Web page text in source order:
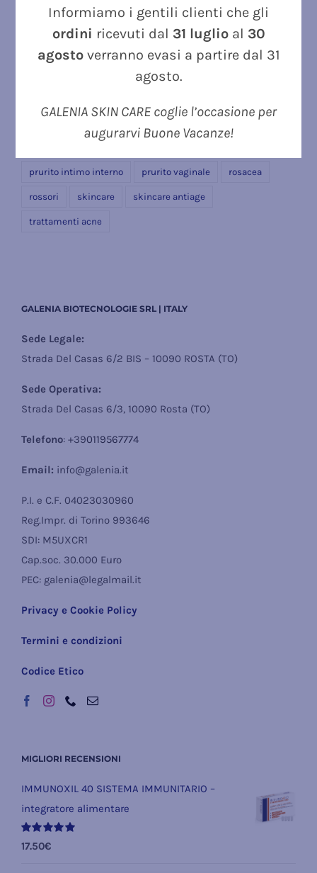
forfora
forfora secca kerion lenus micosi
micosi della pelle
prevenzione acne
prurito intimo interno prurito vaginale rosacea
rossori skincare skincare antiage
trattamenti acne
GALENIA BIOTECNOLOGIE SRL | ITALY
Sede Legale:
Strada Del Casas 6/2 BIS – 10090 ROSTA (TO)
Sede Operativa:
Strada Del Casas 6/3, 10090 Rosta (TO)
Telefono: +390119567774
Email: info@galenia.it
P.I. e C.F. 04023030960
Reg.Impr. di Torino 993646
SDI: M5UXCR1
Cap.soc. 30.000 Euro
PEC: galenia@legalmail.it
Privacy e Cookie Policy
Termini e condizioni
Codice Etico
MIGLIORI RECENSIONI
IMMUNOXIL 40 SISTEMA IMMUNITARIO –
integratore alimentare
Valutato
17.50€
Informiamo i gentili clienti che gli
ordini ricevuti dal 31 luglio al 30
agosto verranno evasi a partire dal 31
agosto.
GALENIA SKIN CARE coglie l’occasione per
augurarvi Buone Vacanze!